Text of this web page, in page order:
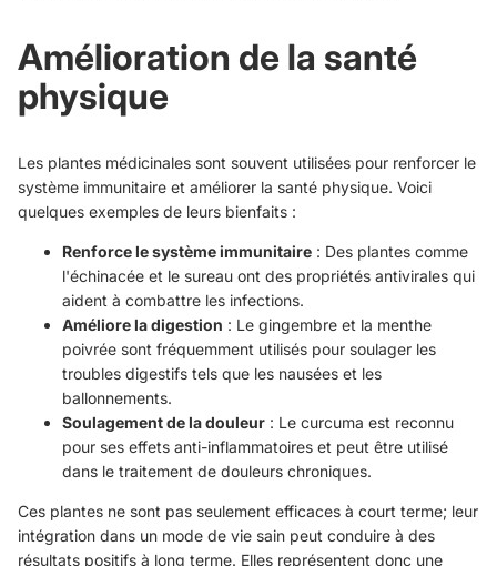
Amélioration de la santé
physique
Les plantes médicinales sont souvent utilisées pour renforcer le
système immunitaire et améliorer la santé physique. Voici
quelques exemples de leurs bienfaits :
Renforce le système immunitaire : Des plantes comme
l'échinacée et le sureau ont des propriétés antivirales qui
aident à combattre les infections.
Améliore la digestion : Le gingembre et la menthe
poivrée sont fréquemment utilisés pour soulager les
troubles digestifs tels que les nausées et les
ballonnements.
Soulagement de la douleur : Le curcuma est reconnu
pour ses effets anti-inflammatoires et peut être utilisé
dans le traitement de douleurs chroniques.
Ces plantes ne sont pas seulement efficaces à court terme; leur
intégration dans un mode de vie sain peut conduire à des
résultats positifs à long terme. Elles représentent donc une